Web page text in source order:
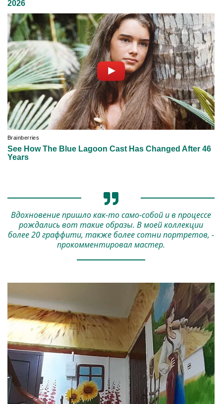
Вдохновение пришло как-то само-собой и в процессе
рождались вот такие образы. В моей коллекции
более 20 граффити, также более сотни портретов, -
прокомментировал мастер.